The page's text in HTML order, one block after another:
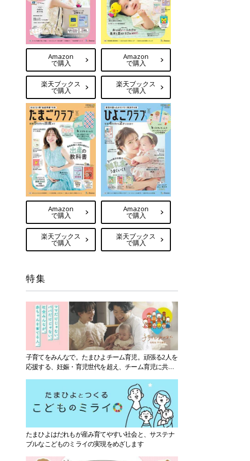
Amazon
で購入
楽天ブックス
で購入
Amazon
で購入
楽天ブックス
で購入
Amazon
で購入
楽天ブックス
で購入
Amazon
で購入
楽天ブックス
で購入
特集
子育てをみんなで。たまひよチーム育児。頑張る2人を
応援する、妊娠・育児世代を超え、チーム育児に共感
たまひよはだれもが産み育てやすい社会と、サステナ
ブルなこどものミライの実現をめざします